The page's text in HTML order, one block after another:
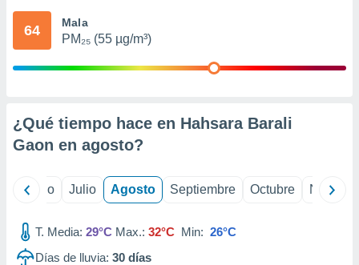
mediante
publicidad
1199
64 Mala
PM₂₅ (55 µg/m³)
¿Qué tiempo hace en Hahsara Barali
Gaon en agosto?
Junio Julio Agosto Septiembre Octubre
T. Media: 29°C Max.: 32°C Min: 26°C
Días de lluvia: 30 días